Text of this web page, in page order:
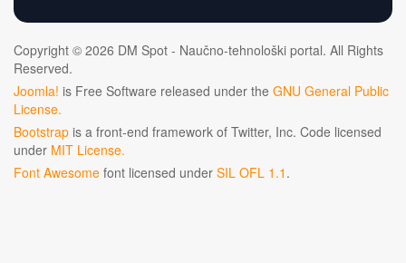
Copyright © 2026 DM Spot - Naučno-tehnološki portal. All Rights
Reserved.
Joomla! is Free Software released under the GNU General Public
License.
Bootstrap is a front-end framework of Twitter, Inc. Code licensed
under MIT License.
Font Awesome font licensed under SIL OFL 1.1 .